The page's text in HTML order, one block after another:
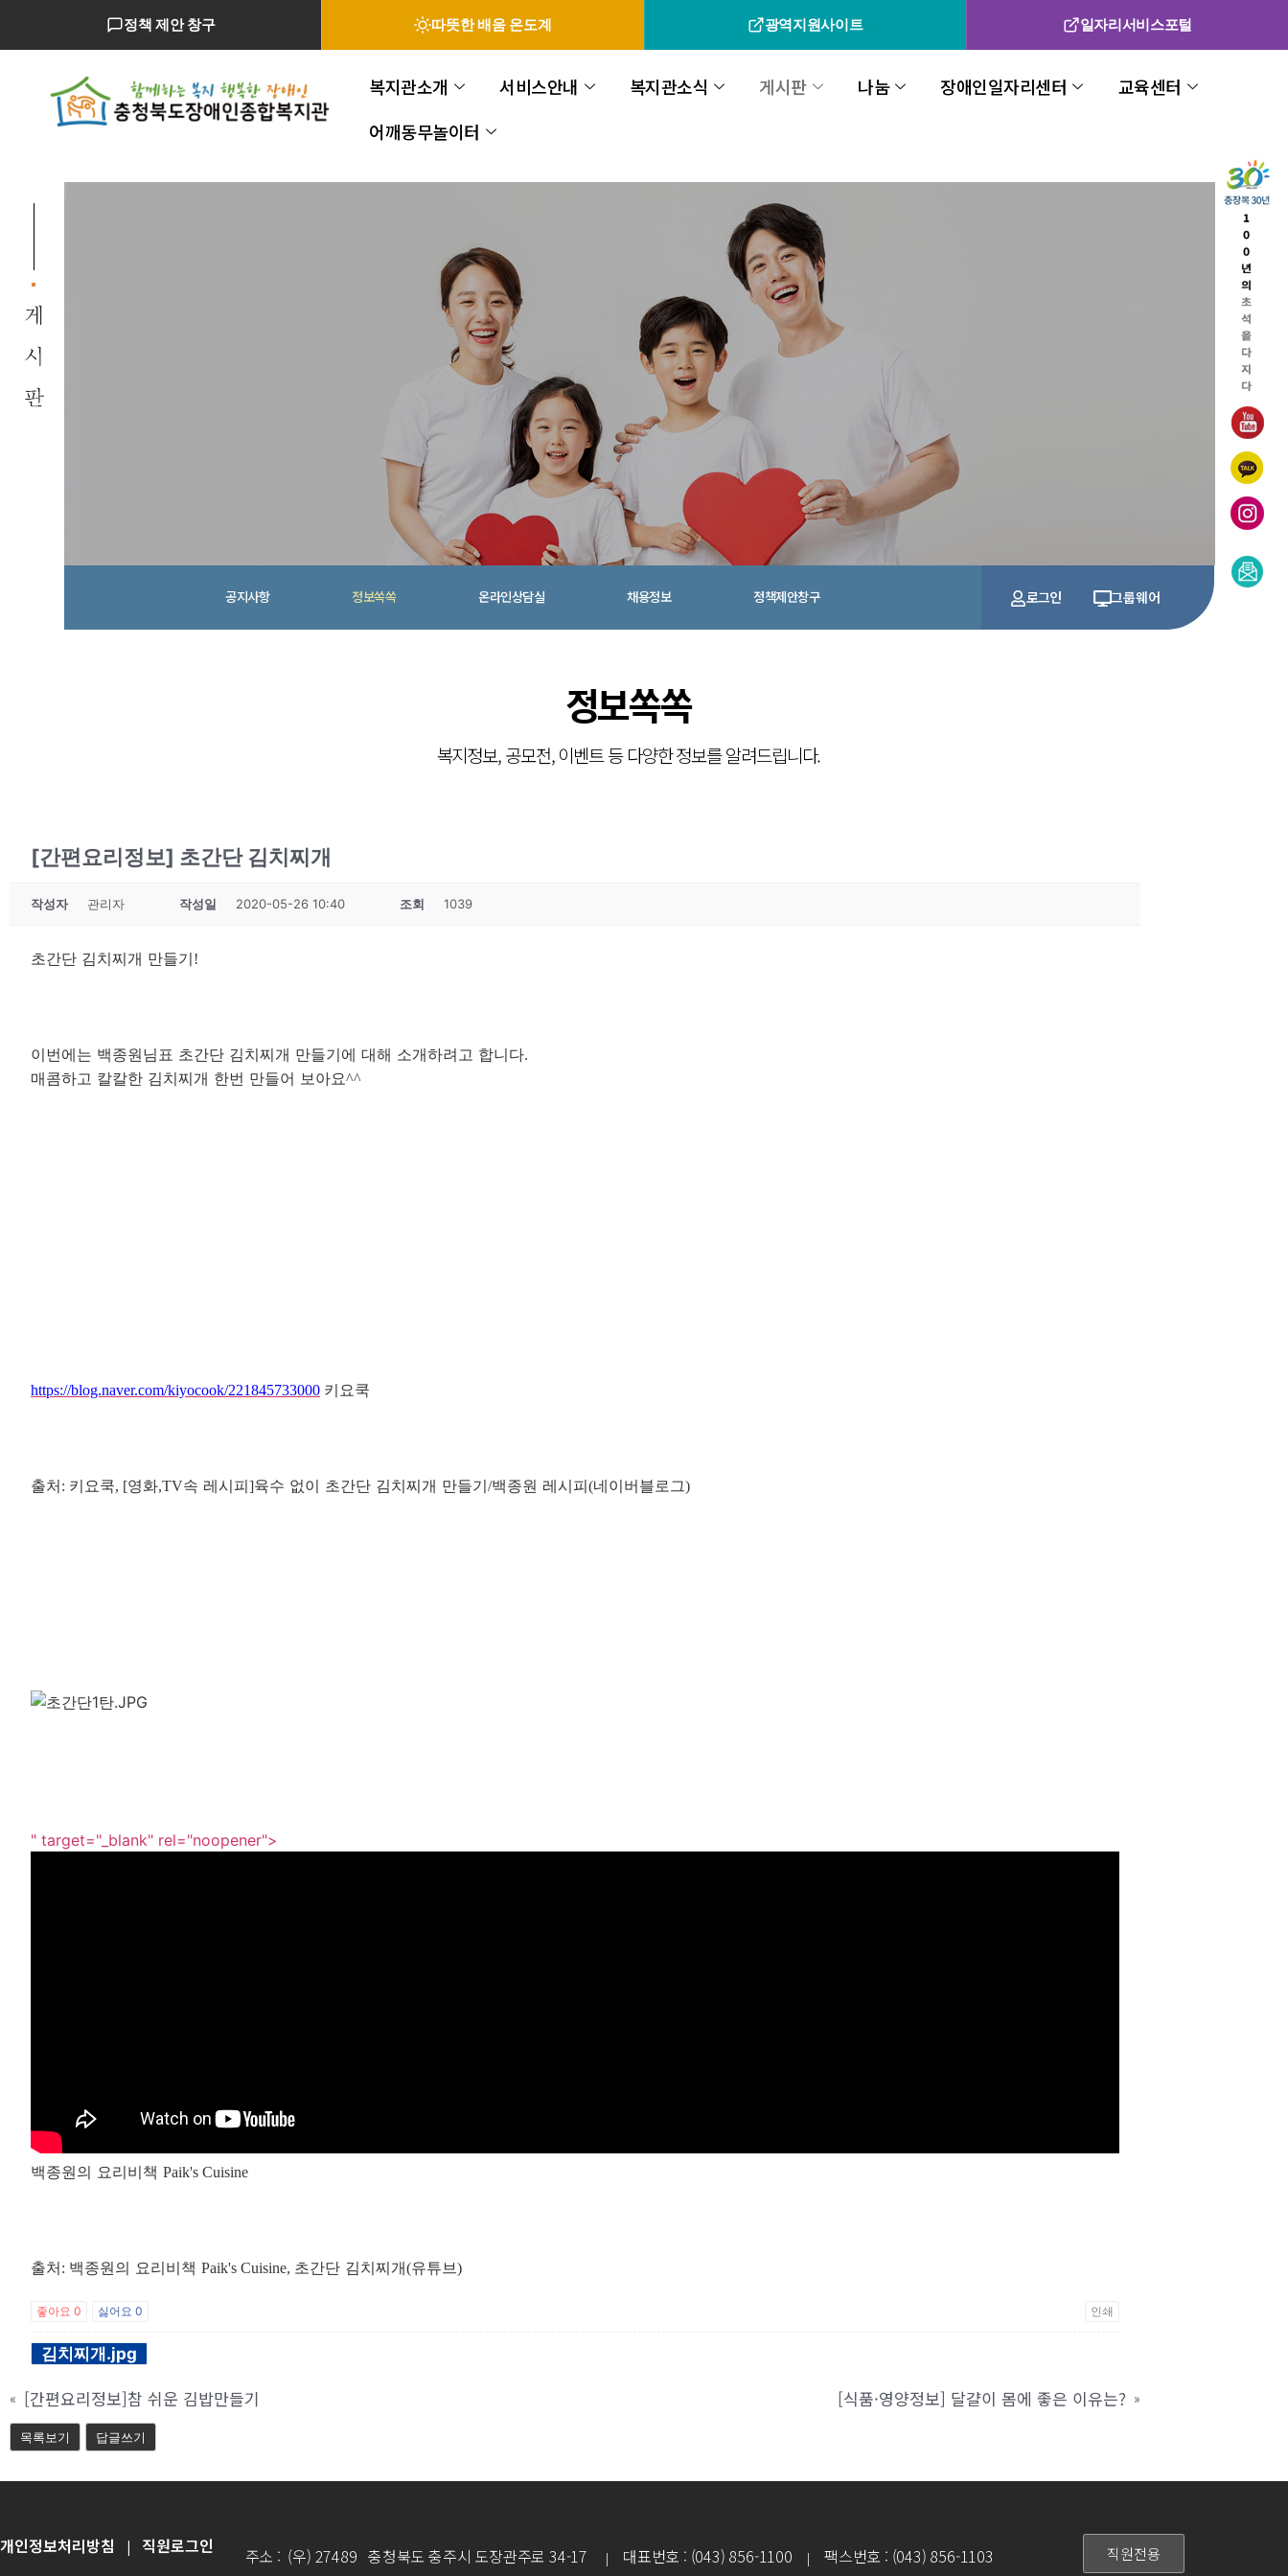
정책 제안 창구 따뜻한 배움 온도계 광역지원사이트 일자리서비스포털
복지관소개 서비스안내 복지관소식 게시판 나눔 장애인일자리센터
교육센터
어깨동무놀이터
장애인의 복지
늘 처음의 마음으로 장애인 재활과 지역사
공지사항 정보쏙쏙 온라인상담실 채용정보 정책제안창구 로그인 그룹웨어
정보쏙쏙
복지정보, 공모전, 이벤트 등 다양한 정보를 알려드립니다.
[간편요리정보] 초간단 김치찌개
작성자 관리자 작성일 2020-05-26 10:40 조회 1039
초간단 김치찌개 만들기!
이번에는 백종원님표 초간단 김치찌개 만들기에 대해 소개하려고 합니다.
매콤하고 칼칼한 김치찌개 한번 만들어 보아요^^
https://blog.naver.com/kiyocook/221845733000 키요쿡
출처: 키요쿡, [영화,TV속 레시피]육수 없이 초간단 김치찌개 만들기/백종원 레시피(네이버블로그)
" target="_blank" rel="noopener">
백종원의 요리비책 Paik's Cuisine
출처: 백종원의 요리비책 Paik's Cuisine, 초간단 김치찌개(유튜브)
좋아요 0 싫어요 0 인쇄
김치찌개.jpg
« [간편요리정보]참 쉬운 김밥만들기 [식품·영양정보] 달걀이 몸에 좋은 이유는? »
목록보기 답글쓰기
개인정보처리방침 | 직원로그인 주소 : (우) 27489 충청북도 충주시 도장관주로 34-17 | 대표번호 : (043) 856-1100 |
팩스번호 : (043) 856-1103
직원전용